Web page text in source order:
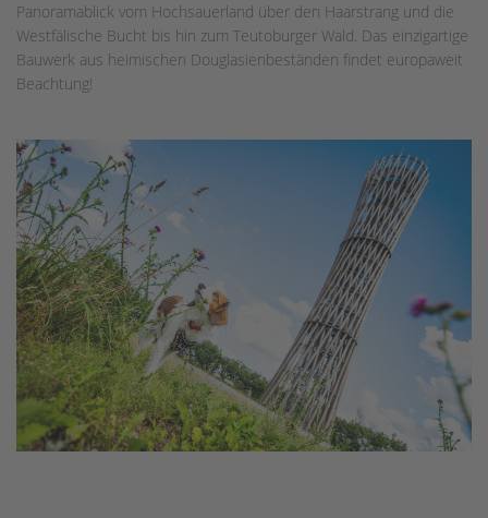
Panoramablick vom Hochsauerland über den Haarstrang und die
Westfälische Bucht bis hin zum Teutoburger Wald. Das einzigartige
Bauwerk aus heimischen Douglasienbeständen findet europaweit
Beachtung!